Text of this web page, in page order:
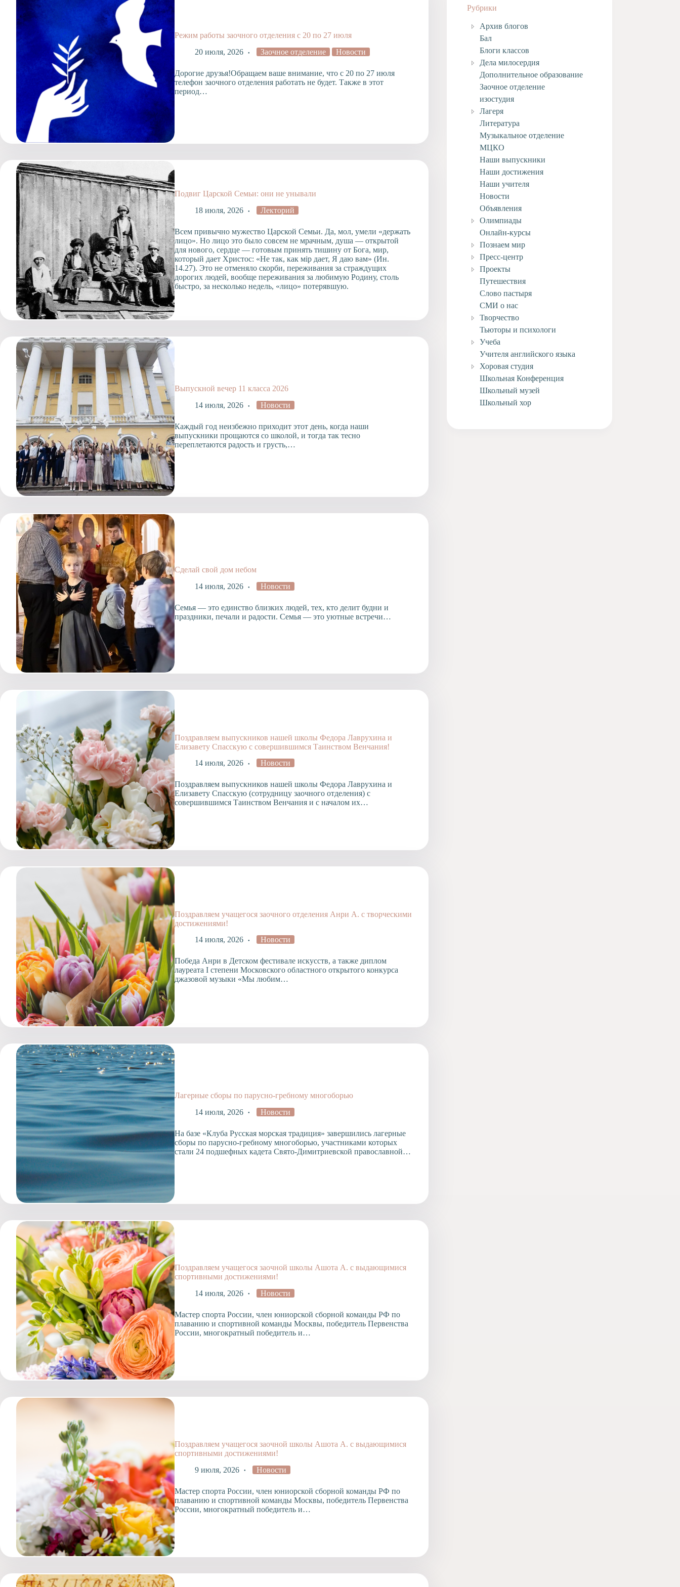
Допобразование
Проекты
Творчество
Художественная
студия
Музыкальное
отделение
Психологическая
Служба
Тьюторская
служба
Режим работы заочного отделения с 20 по 27 июля
20 июля, 2026
Заочное отделение Новости
Дорогие друзья!Обращаем ваше внимание, что с 20 по 27 июля
телефон заочного отделения работать не будет. Также в этот
период…
Подвиг Царской Семьи: они не унывали
18 июля, 2026
Лекторий
Всем привычно мужество Царской Семьи. Да, мол, умели «держать
лицо». Но лицо это было совсем не мрачным, душа — открытой
для нового, сердце — готовым принять тишину от Бога, мир,
который дает Христос: «Не так, как мiр дает, Я даю вам» (Ин.
14.27). Это не отменяло скорби, переживания за страждущих
дорогих людей, вообще переживания за любимую Родину, столь
быстро, за несколько недель, «лицо» потерявшую.
Выпускной вечер 11 класса 2026
14 июля, 2026
Новости
Каждый год неизбежно приходит этот день, когда наши
выпускники прощаются со школой, и тогда так тесно
переплетаются радость и грусть,…
Сделай свой дом небом
14 июля, 2026
Новости
Семья — это единство близких людей, тех, кто делит будни и
праздники, печали и радости. Семья — это уютные встречи…
Поздравляем выпускников нашей школы Федора Лаврухина и
Елизавету Спасскую с совершившимся Таинством Венчания!
14 июля, 2026
Новости
Поздравляем выпускников нашей школы Федора Лаврухина и
Елизавету Спасскую (сотрудницу заочного отделения) с
совершившимся Таинством Венчания и с началом их…
Поздравляем учащегося заочного отделения Анри А. с творческими
достижениями!
14 июля, 2026
Новости
Победа Анри в Детском фестивале искусств, а также диплом
лауреата I степени Московского областного открытого конкурса
джазовой музыки «Мы любим…
Лагерные сборы по парусно-гребному многоборью
14 июля, 2026
Новости
На базе «Клуба Русская морская традиция» завершились лагерные
сборы по парусно-гребному многоборью, участниками которых
стали 24 подшефных кадета Свято-Димитриевской православной…
Поздравляем учащегося заочной школы Ашота А. с выдающимися
спортивными достижениями!
14 июля, 2026
Новости
Мастер спорта России, член юниорской сборной команды РФ по
плаванию и спортивной команды Москвы, победитель Первенства
России, многократный победитель и…
Поздравляем учащегося заочной школы Ашота А. с выдающимися
спортивными достижениями!
9 июля, 2026
Новости
Мастер спорта России, член юниорской сборной команды РФ по
плаванию и спортивной команды Москвы, победитель Первенства
России, многократный победитель и…
Рубрики
Архив блогов
Бал
Блоги классов
Дела милосердия
Дополнительное образование
Заочное отделение
изостудия
Лагеря
Литература
Музыкальное отделение
МЦКО
Наши выпускники
Наши достижения
Наши учителя
Новости
Объявления
Олимпиады
Онлайн-курсы
Познаем мир
Пресс-центр
Проекты
Путешествия
Слово пастыря
СМИ о нас
Творчество
Тьюторы и психологи
Учеба
Учителя английского языка
Хоровая студия
Школьная Конференция
Школьный музей
Школьный хор